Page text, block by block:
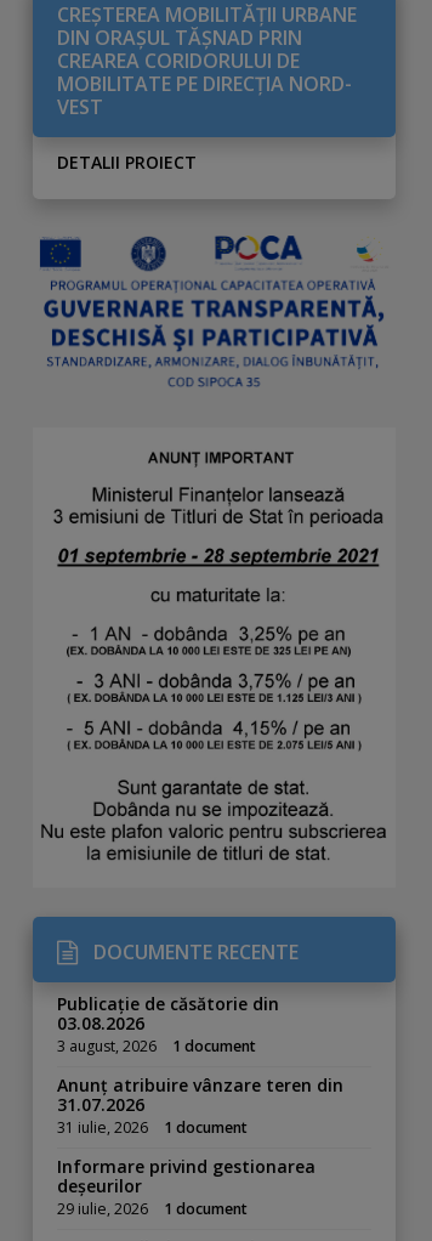
CREŞTEREA MOBILITĂŢII URBANE
DIN ORAŞUL TĂŞNAD PRIN
CREAREA CORIDORULUI DE
MOBILITATE PE DIRECŢIA NORD-
VEST
DETALII PROIECT
DOCUMENTE RECENTE
Publicație de căsătorie din
03.08.2026
3 august, 2026 1 document
Anunț atribuire vânzare teren din
31.07.2026
31 iulie, 2026 1 document
Informare privind gestionarea
deșeurilor
29 iulie, 2026 1 document